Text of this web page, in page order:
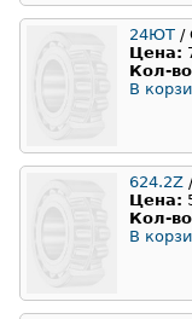
24ЮТ /
Цена:
Кол-
В
624.2Z
Цена:
Кол-
В